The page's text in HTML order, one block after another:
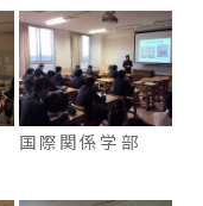
国際関係学部